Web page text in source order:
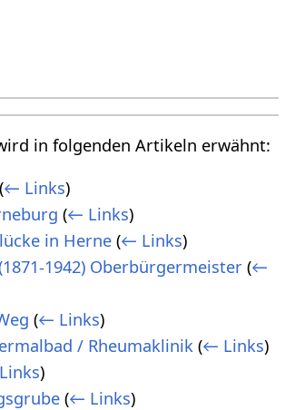
in folgenden Artikeln erwähnt:
(← Links)
(← Links)
in Herne (← Links)
1942) Oberbürgermeister (←
(← Links)
/ Rheumaklinik (← Links)
)
(← Links)